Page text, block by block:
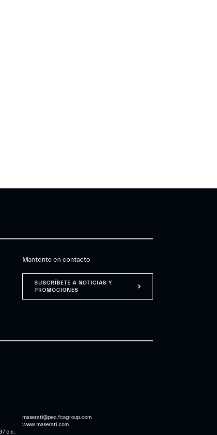
Mantente en contacto
SUSCRÍBETE A NOTICIAS Y
PROMOCIONES
c.c.:
maserati@pec.fcagroup.com
www.maserati.com